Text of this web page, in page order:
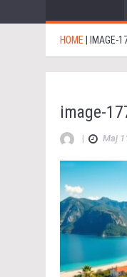
HOME IMAGE-
image-
| Maj